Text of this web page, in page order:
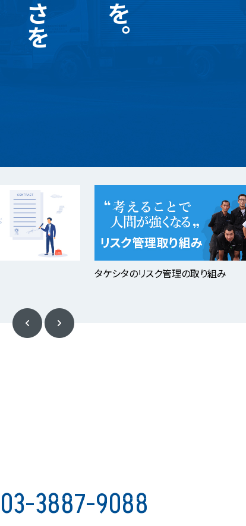
タケシタのリスク管理の取り組み
03-3887-9088